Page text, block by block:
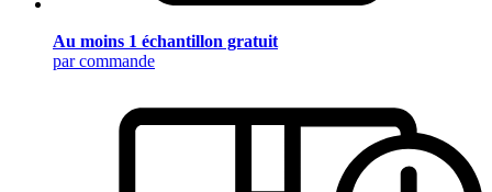
Au moins 1 échantillon gratuit
par commande